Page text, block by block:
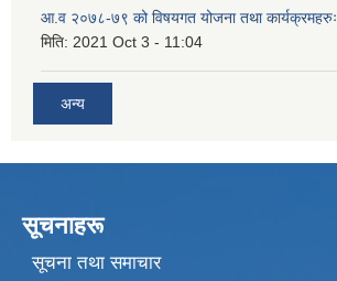
आ.व २०७८-७९ को विषयगत योजना तथा कार्यक्रमहरुः
मिति: 2021 Oct 3 - 11:04
अन्य
सूचनाहरू
सूचना तथा समाचार